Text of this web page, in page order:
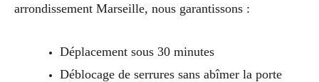
arrondissement Marseille, nous garantissons :
Déplacement sous 30 minutes
Déblocage de serrures sans abîmer la porte